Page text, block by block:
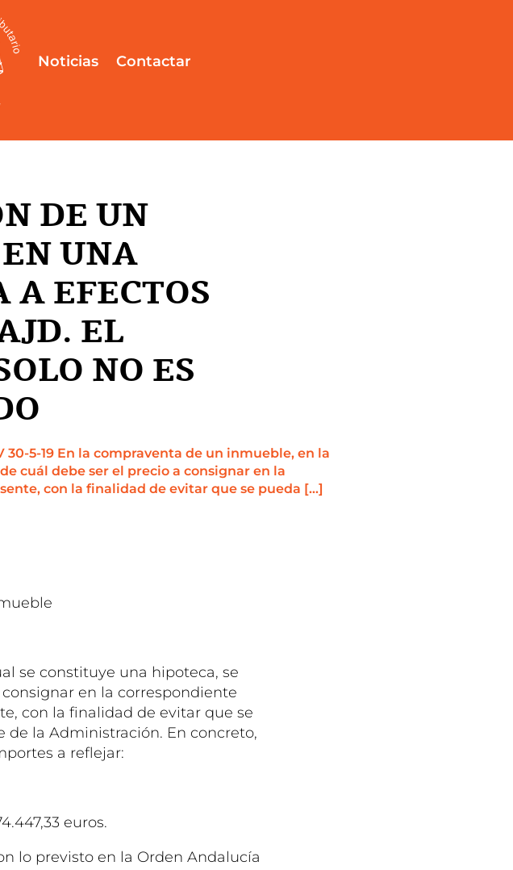
Noticias Contactar
DE UN
UNA
EFECTOS
EL
NO ES
5-19 En la compraventa de un inmueble, en la
cuál debe ser el precio a consignar en la
con la finalidad de evitar que se pueda […]
se constituye una hipoteca, se
en la correspondiente
con la finalidad de evitar que se
la Administración. En concreto,
a reflejar:
euros.
lo previsto en la Orden Andalucía